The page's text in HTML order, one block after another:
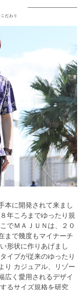
本に開発されて来まし
年ころまでゆったり規
でＭＡＪＵＮは、２０
まで幾度もマイナーチ
形状に作りあげまし
イプが従来のゆったり
り カジュアル、リゾー
広く愛用されるデザイ
るサイズ規格を研究